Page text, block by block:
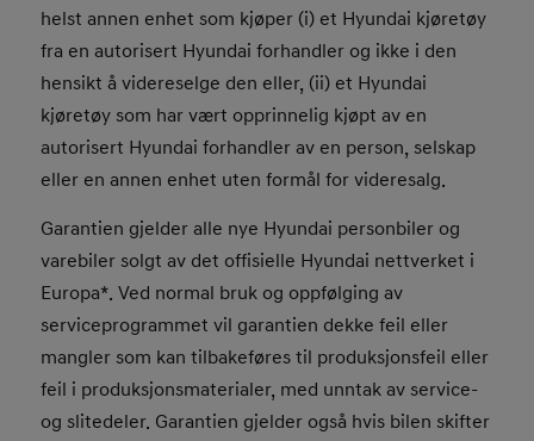
helst annen enhet som kjøper (i) et Hyundai kjøretøy
fra en autorisert Hyundai forhandler og ikke i den
hensikt å videreselge den eller, (ii) et Hyundai
kjøretøy som har vært opprinnelig kjøpt av en
autorisert Hyundai forhandler av en person, selskap
eller en annen enhet uten formål for videresalg.
Garantien gjelder alle nye Hyundai personbiler og
varebiler solgt av det offisielle Hyundai nettverket i
Europa*. Ved normal bruk og oppfølging av
serviceprogrammet vil garantien dekke feil eller
mangler som kan tilbakeføres til produksjonsfeil eller
feil i produksjonsmaterialer, med unntak av service-
og slitedeler. Garantien gjelder også hvis bilen skifter